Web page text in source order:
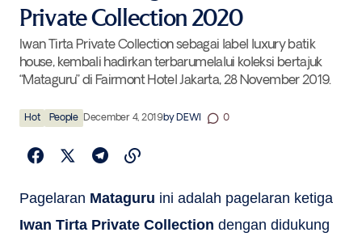
Private Collection 2020
Iwan Tirta Private Collection sebagai label luxury batik
house, kembali hadirkan terbarumelalui koleksi bertajuk
“Mataguru” di Fairmont Hotel Jakarta, 28 November 2019.
Hot People December 4, 2019byDEWI 0
Pagelaran Mataguru ini adalah pagelaran ketiga
Iwan Tirta Private Collection dengan didukung